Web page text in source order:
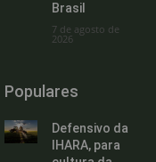
Brasil
7 de agosto de
2026
Populares
Defensivo da
IHARA, para